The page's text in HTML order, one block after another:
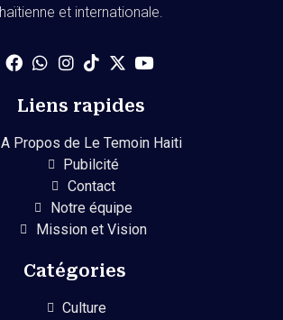
haïtienne et internationale.
Liens rapides
A Propos de Le Temoin Haiti
Pubilcité
Contact
Notre équipe
Mission et Vision
Catégories
Culture